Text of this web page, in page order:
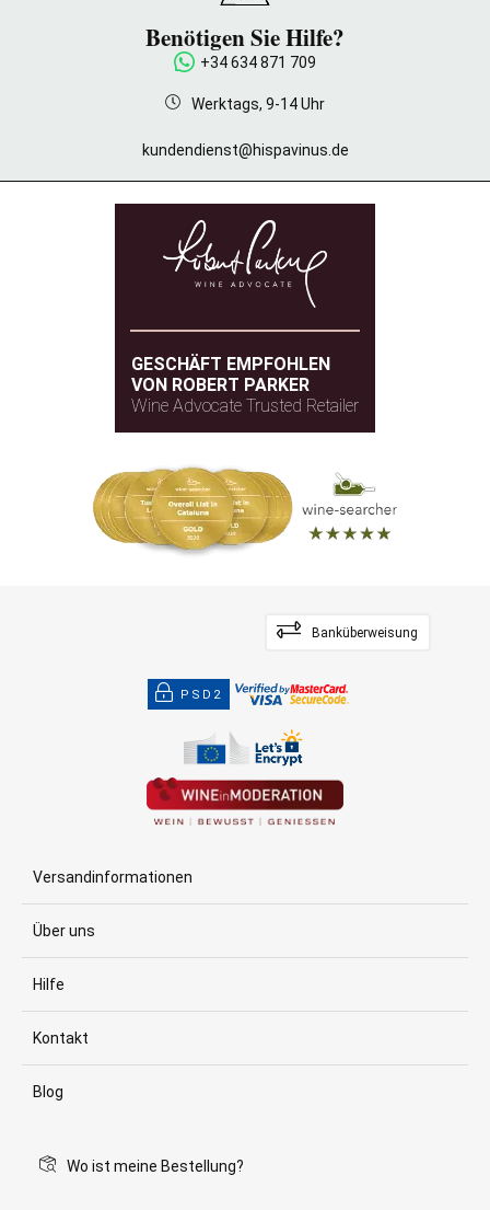
Benötigen Sie Hilfe?
+34 634 871 709
Werktags, 9-14 Uhr
kundendienst@hispavinus.de
GESCHÄFT EMPFOHLEN
VON ROBERT PARKER
Wine Advocate Trusted Retailer
Banküberweisung
PSD2
Versandinformationen
Über uns
Hilfe
Kontakt
Blog
Wo ist meine Bestellung?